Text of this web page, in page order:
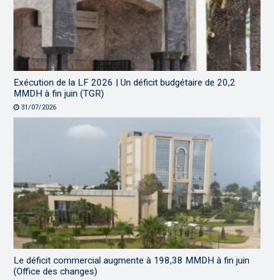
Exécution de la LF 2026 | Un déficit budgétaire de 20,2
MMDH à fin juin (TGR)
31/07/2026
Le déficit commercial augmente à 198,38 MMDH à fin juin
(Office des changes)